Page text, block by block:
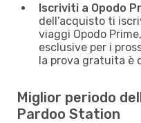
Iscriviti a Opodo
dell’acquisto ti
viaggi Opodo
esclusive per i
la prova gratuita è
Miglior periodo
Pardoo Station